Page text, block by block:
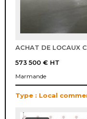
ACHAT DE LOCAUX
573 500 € HT
Marmande
Type : Local